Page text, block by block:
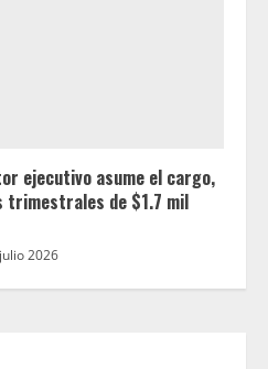
ejecutivo asume el cargo,
trimestrales de $1.7 mil
2026